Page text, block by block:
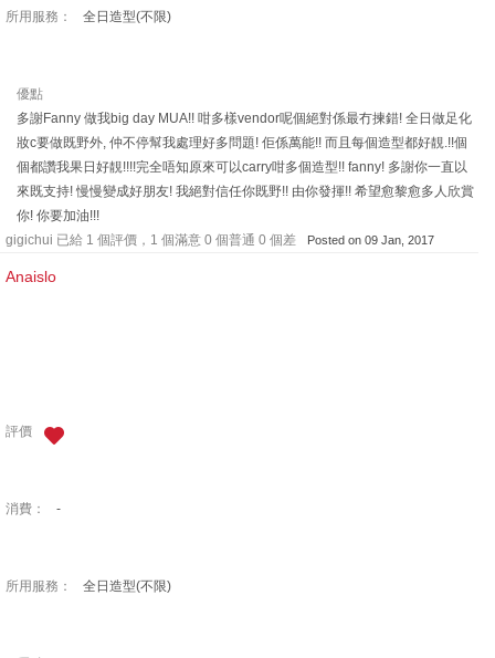
所用服務： 全日造型(不限)
優點
多謝Fanny 做我big day MUA!! 咁多樣vendor呢個絕對係最冇揀錯! 全日做足化
妝c要做既野外, 仲不停幫我處理好多問題! 佢係萬能!! 而且每個造型都好靚.!!個
個都讚我果日好靚!!!!完全唔知原來可以carry咁多個造型!! fanny! 多謝你一直以
來既支持! 慢慢變成好朋友! 我絕對信任你既野!! 由你發揮!! 希望愈黎愈多人欣賞
你! 你要加油!!!
gigichui 已給 1 個評價，1 個滿意 0 個普通 0 個差
Posted on 09 Jan, 2017
Anaislo
評價
消費： -
所用服務： 全日造型(不限)